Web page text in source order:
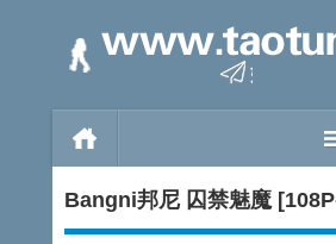
Bangni邦尼 囚禁魅魔